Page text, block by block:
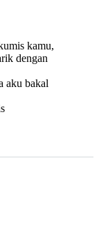
kamu,
dengan
aku bakal